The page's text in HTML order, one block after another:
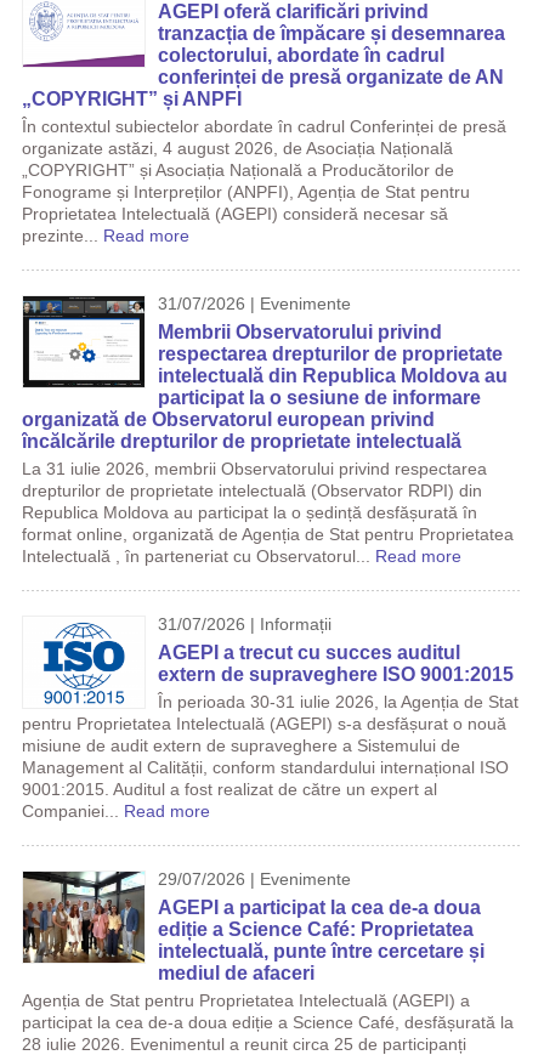
AGEPI oferă clarificări privind
tranzacția de împăcare și desemnarea
colectorului, abordate în cadrul
conferinței de presă organizate de AN
„COPYRIGHT” și ANPFI
În contextul subiectelor abordate în cadrul Conferinței de presă
organizate astăzi, 4 august 2026, de Asociația Națională
„COPYRIGHT” și Asociația Națională a Producătorilor de
Fonograme și Interpreților (ANPFI), Agenția de Stat pentru
Proprietatea Intelectuală (AGEPI) consideră necesar să
prezinte... Read more
31/07/2026 | Evenimente
Membrii Observatorului privind
respectarea drepturilor de proprietate
intelectuală din Republica Moldova au
participat la o sesiune de informare
organizată de Observatorul european privind
încălcările drepturilor de proprietate intelectuală
La 31 iulie 2026, membrii Observatorului privind respectarea
drepturilor de proprietate intelectuală (Observator RDPI) din
Republica Moldova au participat la o ședință desfășurată în
format online, organizată de Agenția de Stat pentru Proprietatea
Intelectuală , în parteneriat cu Observatorul... Read more
31/07/2026 | Informații
AGEPI a trecut cu succes auditul
extern de supraveghere ISO 9001:2015
În perioada 30-31 iulie 2026, la Agenția de Stat
pentru Proprietatea Intelectuală (AGEPI) s-a desfășurat o nouă
misiune de audit extern de supraveghere a Sistemului de
Management al Calității, conform standardului internațional ISO
9001:2015. Auditul a fost realizat de către un expert al
Companiei... Read more
29/07/2026 | Evenimente
AGEPI a participat la cea de-a doua
ediție a Science Café: Proprietatea
intelectuală, punte între cercetare și
mediul de afaceri
Agenția de Stat pentru Proprietatea Intelectuală (AGEPI) a
participat la cea de-a doua ediție a Science Café, desfășurată la
28 iulie 2026. Evenimentul a reunit circa 25 de participanți